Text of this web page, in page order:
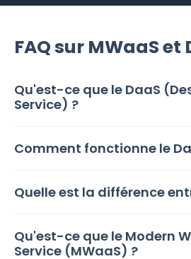
FAQ sur MWaaS et
Qu'est-ce que le DaaS
Service) ?
Comment fonctionne le
Quelle est la différence
Qu'est-ce que le Modern
Service (MWaaS) ?